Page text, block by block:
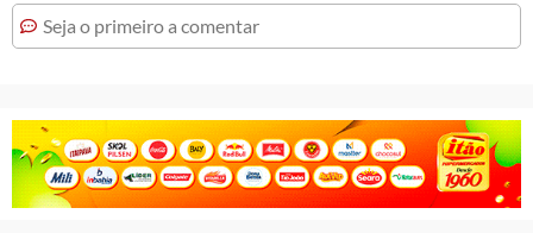
Seja o primeiro a comentar